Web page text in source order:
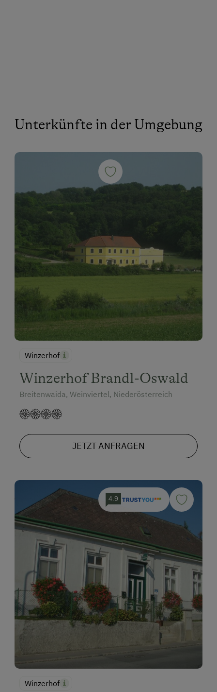
Unterkünfte in der Umgebung
Winzerhof
Winzerhof Brandl-Oswald
Breitenwaida, Weinviertel, Niederösterreich
JETZT ANFRAGEN
4.9
Winzerhof